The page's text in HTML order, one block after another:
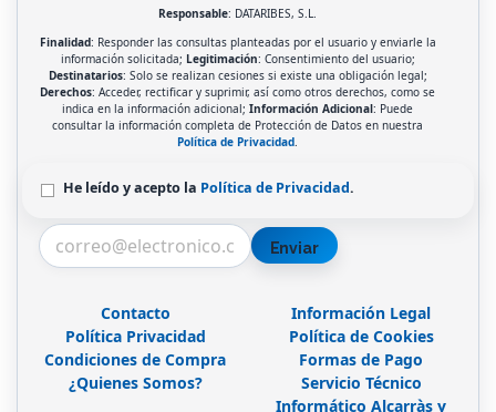
Responsable: DATARIBES, S.L.
Finalidad: Responder las consultas planteadas por el usuario y enviarle la
información solicitada; Legitimación: Consentimiento del usuario;
Destinatarios: Solo se realizan cesiones si existe una obligación legal;
Derechos: Acceder, rectificar y suprimir, así como otros derechos, como se
indica en la información adicional;Información Adicional: Puede
consultar la información completa de Protección de Datos en nuestra
Política de Privacidad
He leído y acepto la Política de Privacidad.
Enviar
Contacto
Información Legal
Política Privacidad
Política de Cookies
Condiciones de Compra
Formas de Pago
¿Quienes Somos?
Servicio Técnico
Informático Alcarràs y